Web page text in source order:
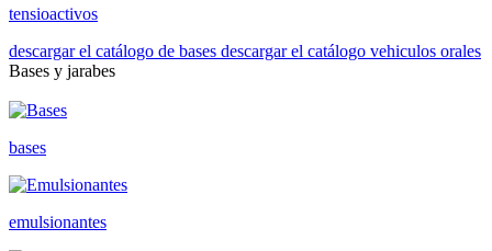
tensioactivos
descargar el catálogo de bases descargar el catálogo vehiculos orales
Bases y jarabes
bases
emulsionantes